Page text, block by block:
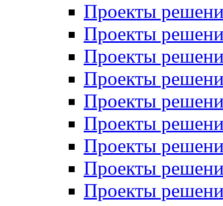
Проекты
Проекты
Проекты
Проекты
Проекты
Проекты
Проекты
Проекты
Проекты